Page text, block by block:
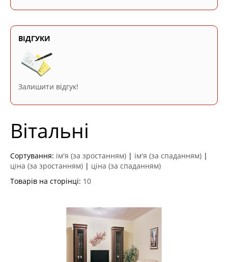
ВІДГУКИ
Залишити відгук!
Вітальні
Сортування: ім'я (за зростанням) | ім'я (за спаданням) |
ціна (за зростанням) | ціна (за спаданням)
Товарів на сторінці: 10